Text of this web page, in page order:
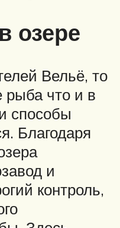
озере
Вельё, то
рыба что и в
способы
Благодаря
и
контроль,